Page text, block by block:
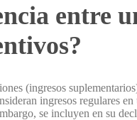
entre
(ingresos
ingresos regulares
se incluyen en su